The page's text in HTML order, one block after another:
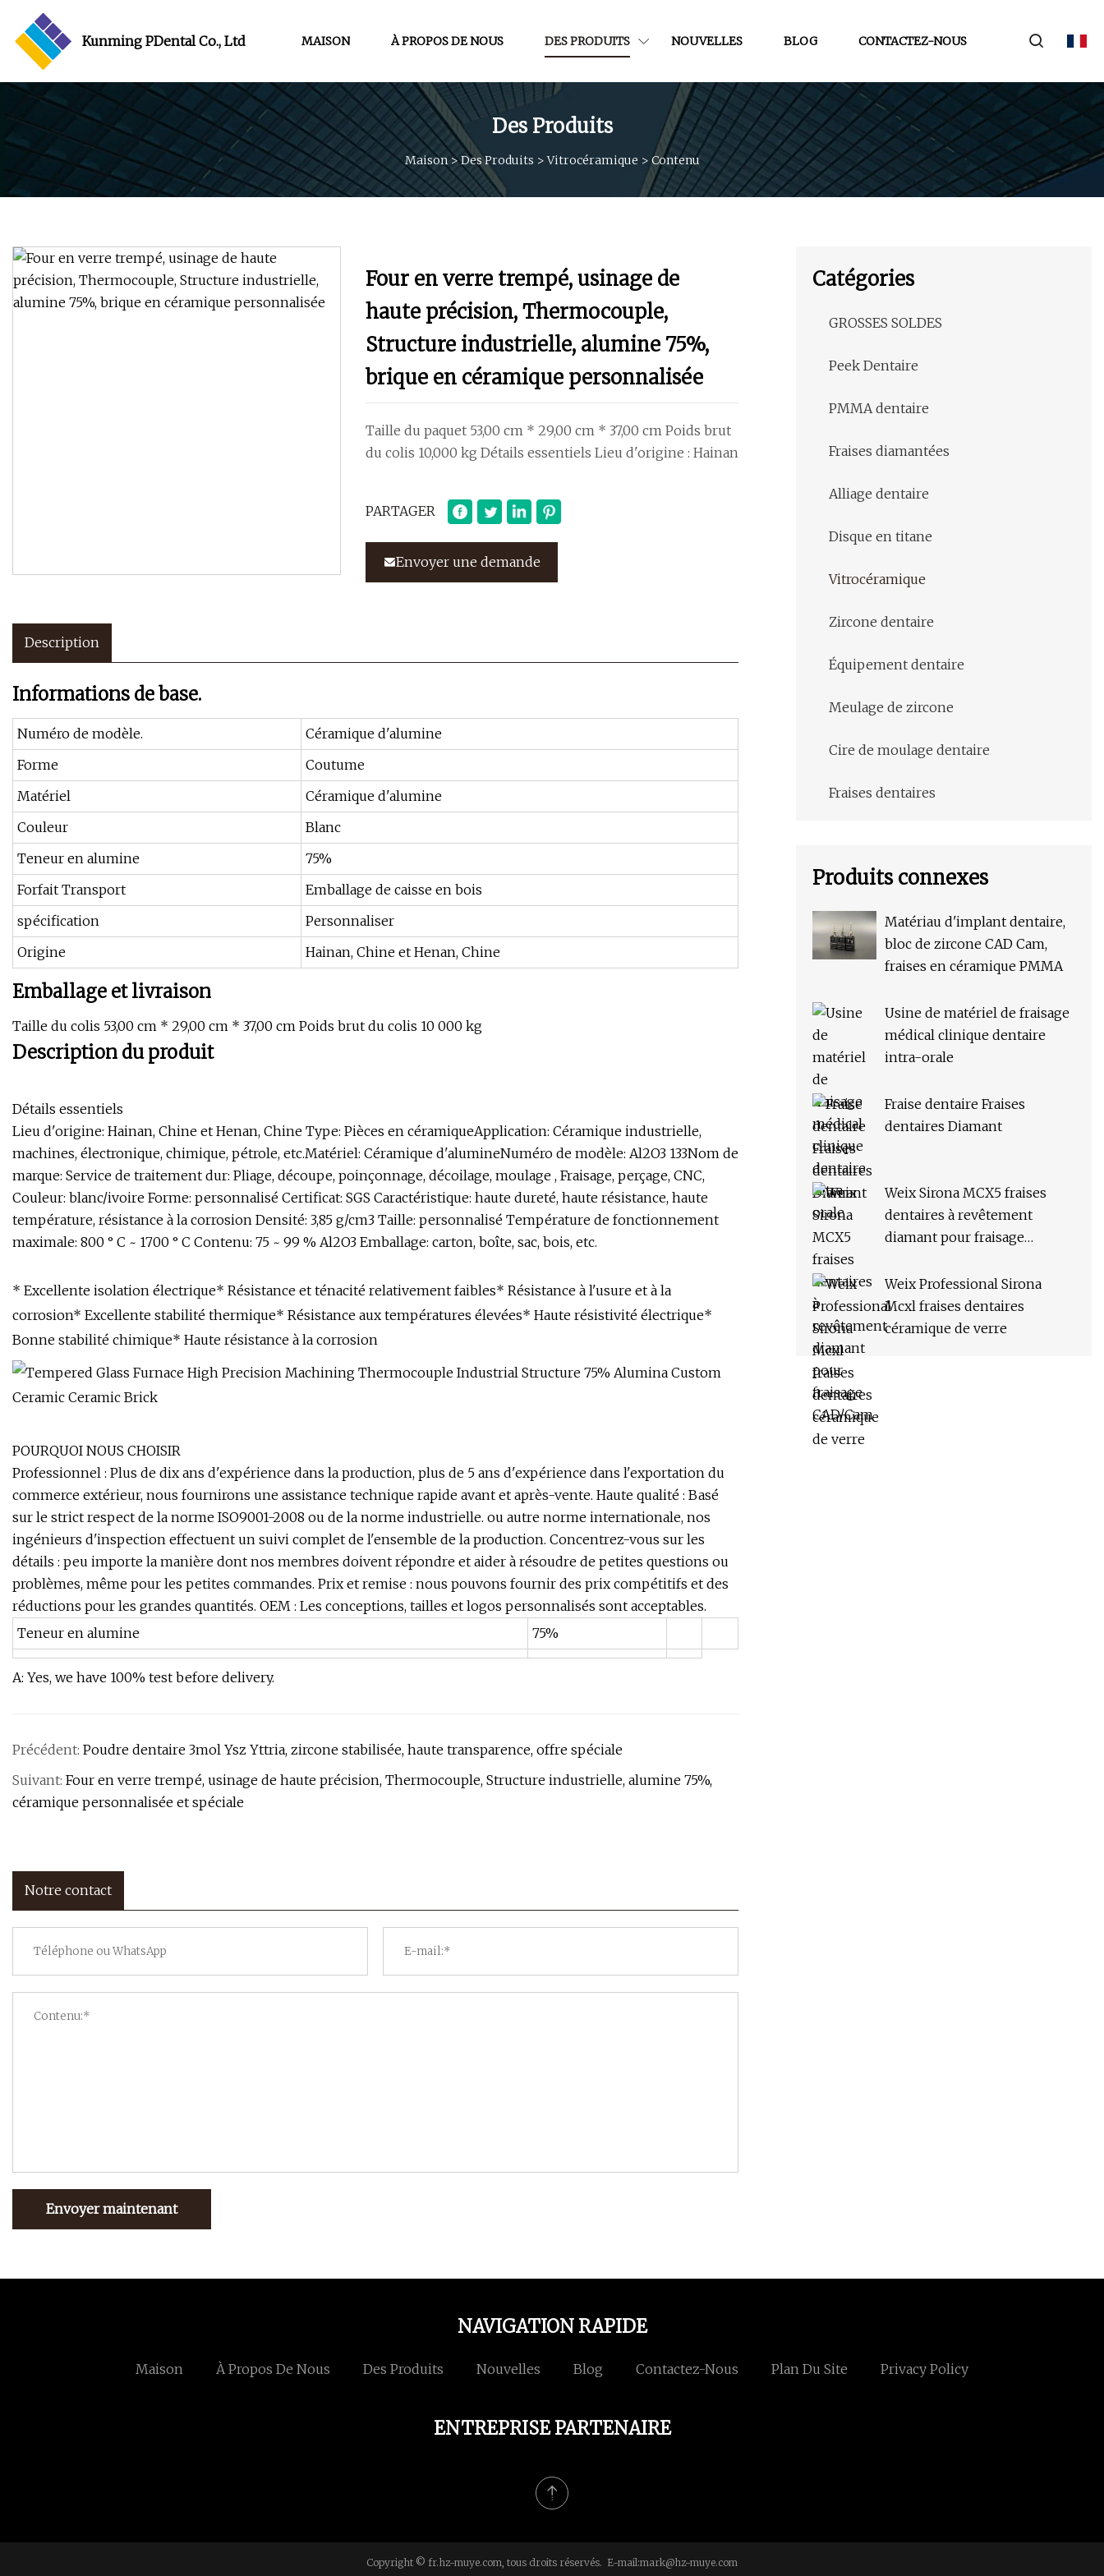
Kunming PDental Co., Ltd MAISON À PROPOS DE NOUS DES PRODUITS NOUVELLES BLOG CONTACTEZ-NOUS
Des Produits
Maison>Des Produits >Vitrocéramique > Contenu
Four en verre trempé, usinage de
haute précision, Thermocouple,
Structure industrielle, alumine 75%,
brique en céramique personnalisée
Taille du paquet 53,00 cm * 29,00 cm * 37,00 cm Poids brut
du colis 10,000 kg Détails essentiels Lieu d'origine : Hainan
PARTAGER
Envoyer une demande
Description
Informations de base.
Numéro de modèle.
Céramique d'alumine
Forme
Coutume
Matériel
Céramique d'alumine
Couleur
Blanc
Teneur en alumine
75%
Forfait Transport
Emballage de caisse en bois
spécification
Personnaliser
Origine
Hainan, Chine et Henan, Chine
Emballage et livraison
Taille du colis 53,00 cm * 29,00 cm * 37,00 cm Poids brut du colis 10 000 kg
Description du produit
Détails essentiels
Lieu d'origine: Hainan, Chine et Henan, Chine Type: Pièces en céramiqueApplication: Céramique industrielle,
machines, électronique, chimique, pétrole, etc.Matériel: Céramique d'alumineNuméro de modèle: Al2O3 133Nom de
marque: Service de traitement dur: Pliage, découpe, poinçonnage, décoilage, moulage , Fraisage, perçage, CNC,
Couleur: blanc/ivoire Forme: personnalisé Certificat: SGS Caractéristique: haute dureté, haute résistance, haute
température, résistance à la corrosion Densité: 3,85 g/cm3 Taille: personnalisé Température de fonctionnement
maximale: 800 ° C ~ 1700 ° C Contenu: 75 ~ 99 % Al2O3 Emballage: carton, boîte, sac, bois, etc.
* Excellente isolation électrique* Résistance et ténacité relativement faibles* Résistance à l'usure et à la
corrosion* Excellente stabilité thermique* Résistance aux températures élevées* Haute résistivité électrique*
Bonne stabilité chimique* Haute résistance à la corrosion
POURQUOI NOUS CHOISIR
Professionnel : Plus de dix ans d'expérience dans la production, plus de 5 ans d'expérience dans l'exportation du
commerce extérieur, nous fournirons une assistance technique rapide avant et après-vente. Haute qualité : Basé
sur le strict respect de la norme ISO9001-2008 ou de la norme industrielle. ou autre norme internationale, nos
ingénieurs d'inspection effectuent un suivi complet de l'ensemble de la production. Concentrez-vous sur les
détails : peu importe la manière dont nos membres doivent répondre et aider à résoudre de petites questions ou
problèmes, même pour les petites commandes. Prix et remise : nous pouvons fournir des prix compétitifs et des
réductions pour les grandes quantités. OEM : Les conceptions, tailles et logos personnalisés sont acceptables.
Teneur en alumine
75%
A: Yes, we have 100% test before delivery.
Précédent: Poudre dentaire 3mol Ysz Yttria, zircone stabilisée, haute transparence, offre spéciale
Suivant: Four en verre trempé, usinage de haute précision, Thermocouple, Structure industrielle, alumine 75%,
céramique personnalisée et spéciale
Notre contact
Envoyer maintenant
Catégories
GROSSES SOLDES
Peek Dentaire
PMMA dentaire
Fraises diamantées
Alliage dentaire
Disque en titane
Vitrocéramique
Zircone dentaire
Équipement dentaire
Meulage de zircone
Cire de moulage dentaire
Fraises dentaires
Produits connexes
Matériau d'implant dentaire,
bloc de zircone CAD Cam,
fraises en céramique PMMA
Usine de matériel de fraisage
médical clinique dentaire
intra-orale
Fraise dentaire Fraises
dentaires Diamant
Weix Sirona MCX5 fraises
dentaires à revêtement
diamant pour fraisage
Weix Professional Sirona
Mcxl fraises dentaires
céramique de verre
NAVIGATION RAPIDE
Maison À Propos De Nous Des Produits Nouvelles Blog Contactez-Nous Plan Du Site Privacy Policy
ENTREPRISE PARTENAIRE
Copyright © fr.hz-muye.com, tous droits réservés. E-mail:mark@hz-muye.com